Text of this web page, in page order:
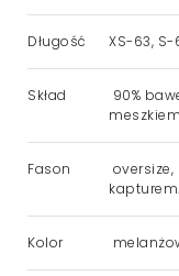
Długość XS-63,
Skład
90%
Fason
kapturem.
Kolor